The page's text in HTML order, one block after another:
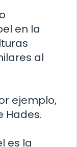
en la
al
ejemplo,
Hades.
es la